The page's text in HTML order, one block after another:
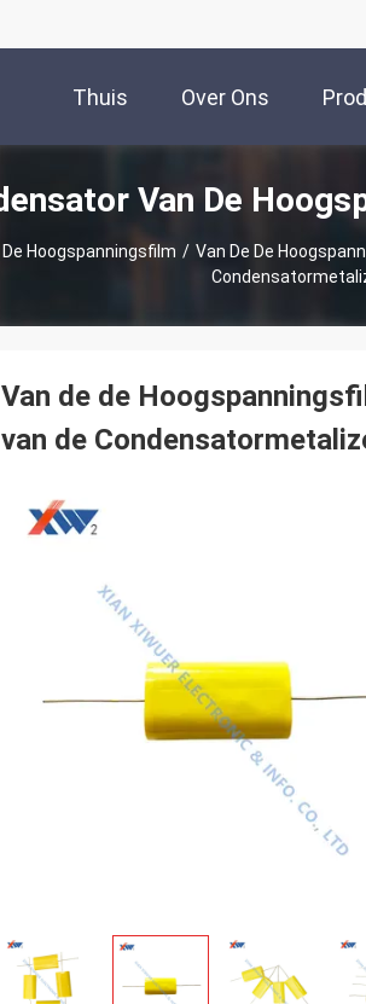
Thuis Over Ons
Van De
Hoogspanningsfilm / Van De De
Van de de
van de